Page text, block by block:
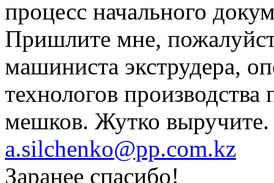
процесс начального
Пришлите мне,
машиниста экструдера,
технологов
мешков. Жутко выручите.
a.silchenko@pp.com.kz
Заранее спасибо!